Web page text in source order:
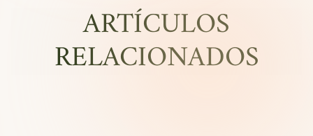
ARTÍCULOS
RELACIONADOS